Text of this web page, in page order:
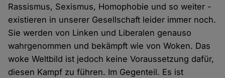
Rassismus, Sexismus, Homophobie und so weiter -
existieren in unserer Gesellschaft leider immer noch.
Sie werden von Linken und Liberalen genauso
wahrgenommen und bekämpft wie von Woken. Das
woke Weltbild ist jedoch keine Voraussetzung dafür,
diesen Kampf zu führen. Im Gegenteil. Es ist